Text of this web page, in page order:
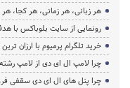
هر زبانی، هر زمانی، هر کجا، هر
رونمایی از سایت بلوباکس با
خرید تلگرام پرمیوم با ارزان
چرا لامپ ال ای دی از لامپ
چرا پنل های ال ای دی سقفی